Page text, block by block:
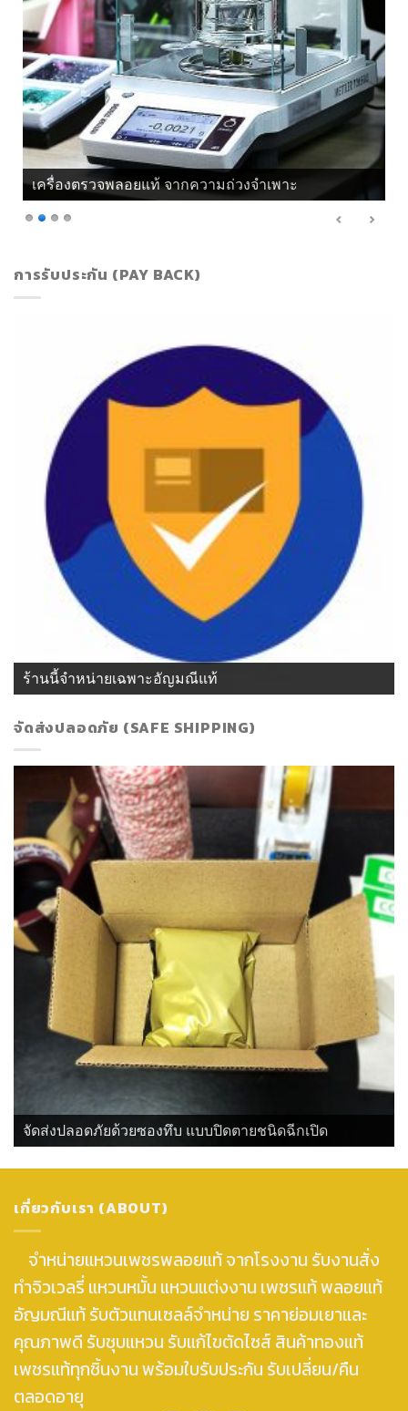
เครื่องตรวจพลอยแท้ จากความถ่วงจำเพาะ
การรับประกัน (PAY BACK)
ร้านนี้จำหน่ายเฉพาะอัญมณีแท้
จัดส่งปลอดภัย (SAFE SHIPPING)
จัดส่งปลอดภัยด้วยซองทึบ แบบปิดตายชนิดฉีกเปิด
เกี่ยวกับเรา (ABOUT)
จำหน่ายแหวนเพชรพลอยแท้ จากโรงงาน รับงานสั่ง
ทำจิวเวลรี่ แหวนหมั้น แหวนแต่งงาน เพชรแท้ พลอยแท้
อัญมณีแท้ รับตัวแทนเซลล์จำหน่าย ราคาย่อมเยาและ
คุณภาพดี รับชุบแหวน รับแก้ไขตัดไซส์ สินค้าทองแท้
เพชรแท้ทุกชิ้นงาน พร้อมใบรับประกัน รับเปลี่ยน/คืน
ตลอดอายุ